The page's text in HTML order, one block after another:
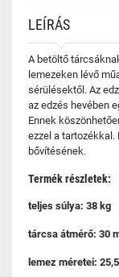
LEÍRÁS
A betöltő
lemezeken lévő
sérülésektől. Az
az edzés hevében
Ennek
ezzel a tartozékkal.
bővítésének.
Termék részletek:
teljes súlya: 38 kg
tárcsa átmérő: 30
lemez méretei: